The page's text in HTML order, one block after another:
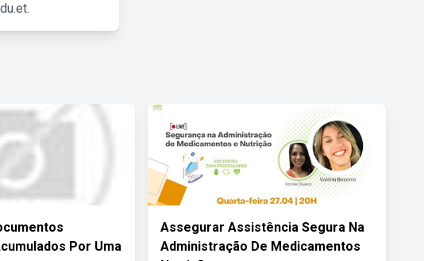
Por Uma
Assegurar Assistência Segura Na
Administração De Medicamentos